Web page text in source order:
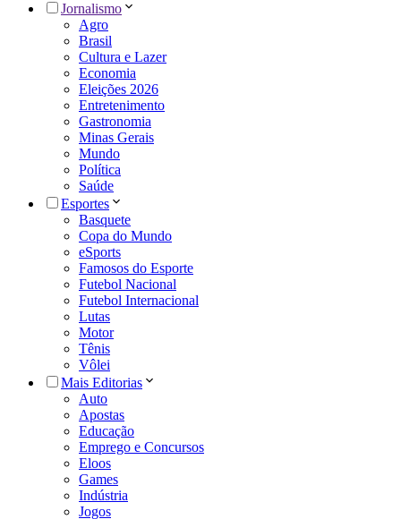
Jornalismo
Agro
Brasil
Cultura e Lazer
Economia
Eleições 2026
Entretenimento
Gastronomia
Minas Gerais
Mundo
Política
Saúde
Esportes
Basquete
Copa do Mundo
eSports
Famosos do Esporte
Futebol Nacional
Futebol Internacional
Lutas
Motor
Tênis
Vôlei
Mais Editorias
Auto
Apostas
Educação
Emprego e Concursos
Eloos
Games
Indústria
Jogos